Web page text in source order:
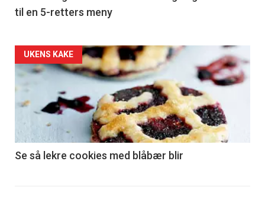
til en 5-retters meny
Forsiden
akkurat
nå
6
UKENS KAKE
Se så lekre cookies med blåbær blir